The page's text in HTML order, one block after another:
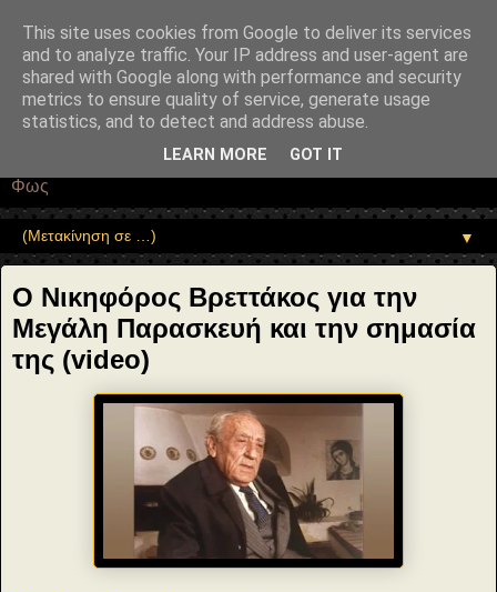
"potentialAction": { "@type": "ReadAction", "target":
"https://www.sophia-ntrekou.gr/2020/04/Nikiforos-Vrettakos-
m.ParaskeyH.html" } }
Αέναη επΑνάσταση
• Επιστήμη • Ψυχολογία • Λογοτεχνία • Τέχνες • Θεολογία •
Φιλοσοφία • Στοχασμοί... για τη μνήμη, τον άνθρωπο και το
Φως
▼
Ο Νικηφόρος Βρεττάκος για την
Μεγάλη Παρασκευή και την σημασία
της (video)
This site uses cookies from Google to deliver its services
and to analyze traffic. Your IP address and user-agent are
shared with Google along with performance and security
metrics to ensure quality of service, generate usage
statistics, and to detect and address abuse.
LEARN MORE GOT IT